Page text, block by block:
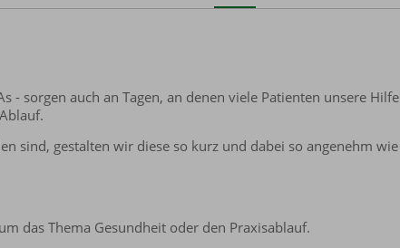
- sorgen auch an Tagen, an denen viele Patienten unsere Hilfe
sind, gestalten wir diese so kurz und dabei so angenehm wie
das Thema Gesundheit oder den Praxisablauf.